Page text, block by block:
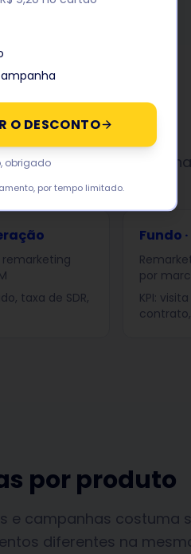
diferente de
remarketing
taxa de SDR,
Fundo
por
KPI:
contrato,
por produto
e campanhas costuma
diferentes na
O DESCONTO
obrigado
por tempo limitado.